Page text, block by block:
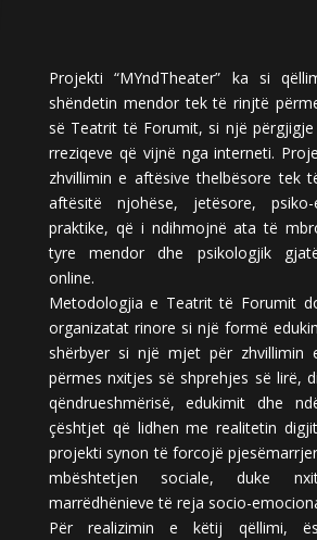
Projekti “MYndTheater” ka si
shëndetin mendor tek të rinjtë
së Teatrit të Forumit, si një
rreziqeve që vijnë nga interneti.
zhvillimin e aftësive thelbësore tek
aftësitë njohëse, jetësore, psiko-
praktike, që i ndihmojnë ata të
tyre mendor dhe psikologjik
online.
Metodologjia e Teatrit të Forumit
organizatat rinore si një formë
shërbyer si një mjet për zhvillimin
përmes nxitjes së shprehjes së lirë,
qëndrueshmërisë, edukimit dhe
çështjet që lidhen me realitetin
projekti synon të forcojë
mbështetjen sociale, duke
marrëdhënieve të reja socio-
Për realizimin e këtij qëllimi,